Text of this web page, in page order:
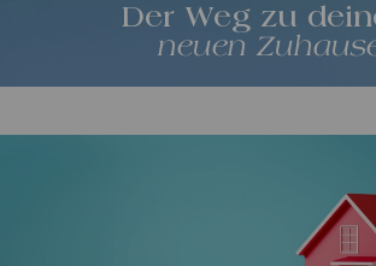
Der Weg zu
neuen